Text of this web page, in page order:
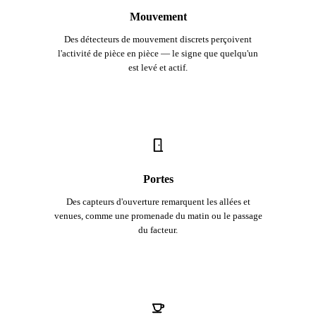
Mouvement
Des détecteurs de mouvement discrets perçoivent
l'activité de pièce en pièce — le signe que quelqu'un
est levé et actif.
Portes
Des capteurs d'ouverture remarquent les allées et
venues, comme une promenade du matin ou le passage
du facteur.